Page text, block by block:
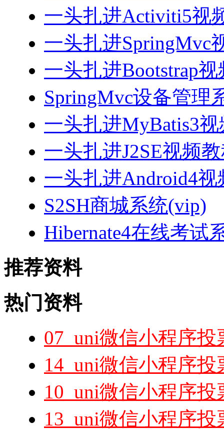
一头扎进Activiti5视
一头扎进SpringMvc
一头扎进Bootstrap
SpringMvc设备管理
一头扎进MyBatis3
一头扎进J2SE视频
一头扎进Android4视
S2SH商城系统(vip)
Hibernate4在线考试
推荐资料
热门资料
07_uni微信小程序
14_uni微信小程序
10_uni微信小程序
13_uni微信小程序